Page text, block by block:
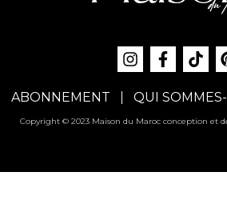
ABONNEMENT QUI
Copyright © 2023 Maison du Maroc conception et